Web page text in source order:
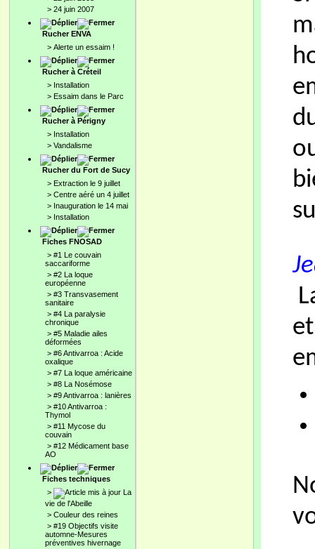
> 24 juin 2007
Rucher ENVA
> Alerte un essaim !
Rucher à Créteil
> Installation
> Essaim dans le Parc
Rucher à Périgny
> Installation
> Vandalisme
Rucher du Fort de Sucy
> Extraction le 9 juillet
> Centre aéré un 4 juillet
> Inauguration le 14 mai
> Installation
Fiches FNOSAD
> #1 Le couvain
saccariforme
> #2 La loque
européenne
> #3 Transvasement
sanitaire
> #4 La paralysie
chronique
> #5 Maladie ailes
déformées
> #6 Antivarroa : Acide
oxalique
> #7 La loque américaine
> #8 La Nosémose
> #9 Antivarroa : lanières
> #10 Antivarroa :
Thymol
> #11 Mycose du
couvain
> #12 Médicament base
AO
Fiches techniques
>
La
vie de l'Abeille
> Couleur des reines
> #19 Objectifs visite
automne-Mesures
préventives hivernage